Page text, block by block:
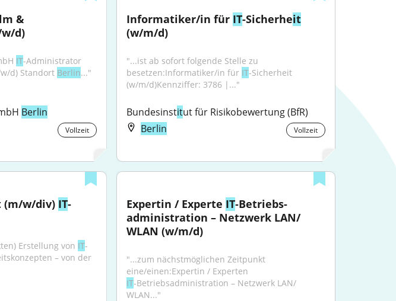
&
d)
IT-Administrator
d) Standort Berlin..."
Berlin
Vollzeit
Informatiker/in für IT-Sicherheit
(w/m/d)
"...ist ab sofort folgende Stelle zu
besetzen:Informatiker/in für IT-Sicherheit
(w/m/d)Kennziffer: 3786 |..."
Bundesinstitut für Risikobewertung (BfR)
Berlin
Vollzeit
(m/w/div) IT-
Erstellung von IT-
– von der
Expertin / Experte IT‑Betriebs­
administration – Netzwerk LAN/​
WLAN (w/m/d)
"...zum nächstmöglichen Zeitpunkt
IT‑Betriebsadministration – Netzwerk LAN/​
WLAN..."